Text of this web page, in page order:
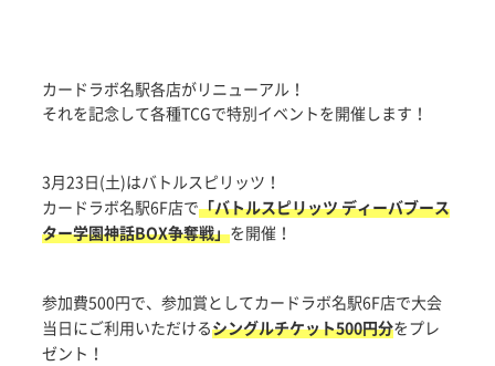
カードラボ名駅各店がリニューアル！
それを記念して各種TCGで特別イベントを開催します！
3月23日(土)はバトルスピリッツ！
カードラボ名駅6F店で「バトルスピリッツ ディーバブース
ター学園神話BOX争奪戦」を開催！
参加費500円で、参加賞としてカードラボ名駅6F店で大会
当日にご利用いただけるシングルチケット500円分をプレ
ゼント！